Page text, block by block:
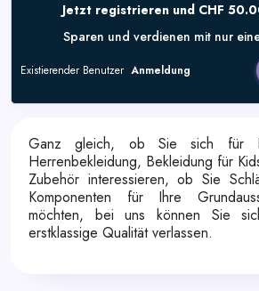
Jetzt registrieren und CHF
Sparen und verdienen mit nur
Existierender Benutzer Anmeldung
Ganz gleich, ob Sie sich für
Herrenbekleidung, Bekleidung für
Zubehör interessieren, ob Sie
Komponenten für Ihre
möchten, bei uns können Sie
erstklassige Qualität verlassen.